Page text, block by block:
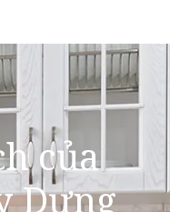
của
Dựng